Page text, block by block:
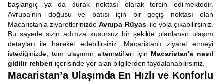
başlangıç ya da durak noktası olarak tercih edilmektedir.
Avrupa'nın doğusu ve batısı için bir geçiş noktası olan
Macaristan'a ziyaretlerinizdeAvrupa Rüyası ile yola çıkabilirsiniz.
Bu sayede sizin adınıza kusursuz bir şekilde planlanan ulaşım
detayları ile hareket edebilirsiniz. Macaristan'ı ziyaret etmeyi
istediğinizde, tüm ulaşımın alternatifleri için Macaristan'a nasıl
gidilir rehberi içerisinde yer alan bilgilerden faydalanabilirsiniz.
Macaristan’a Ulaşımda En Hızlı ve Konforlu